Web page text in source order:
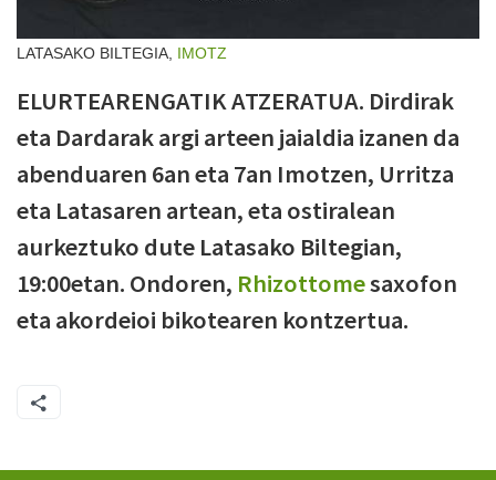
LATASAKO BILTEGIA, IMOTZ
ELURTEARENGATIK ATZERATUA. Dirdirak
eta Dardarak argi arteen jaialdia izanen da
abenduaren 6an eta 7an Imotzen, Urritza
eta Latasaren artean, eta ostiralean
aurkeztuko dute Latasako Biltegian,
19:00etan. Ondoren, Rhizottomesaxofon
eta akordeioi bikotearen kontzertua.